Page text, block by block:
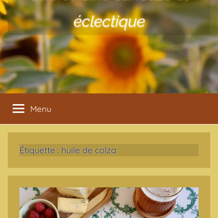
éclectique
Menu
Étiquette : huile de colza